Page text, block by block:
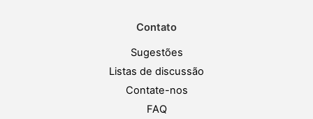
Contato
Sugestões
Listas de discussão
Contate-nos
FAQ